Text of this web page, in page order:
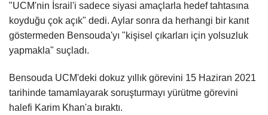
"UCM'nin İsrail'i sadece siyasi amaçlarla hedef tahtasına
koyduğu çok açık" dedi. Aylar sonra da herhangi bir kanıt
göstermeden Bensouda'yı "kişisel çıkarları için yolsuzluk
yapmakla" suçladı.
Bensouda UCM'deki dokuz yıllık görevini 15 Haziran 2021
tarihinde tamamlayarak soruşturmayı yürütme görevini
halefi Karim Khan'a bıraktı.